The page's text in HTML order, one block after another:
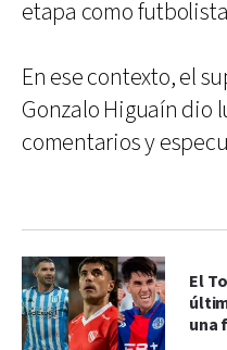
etapa como
En ese contexto, el
Gonzalo Higuaín dio
comentarios y
El
una